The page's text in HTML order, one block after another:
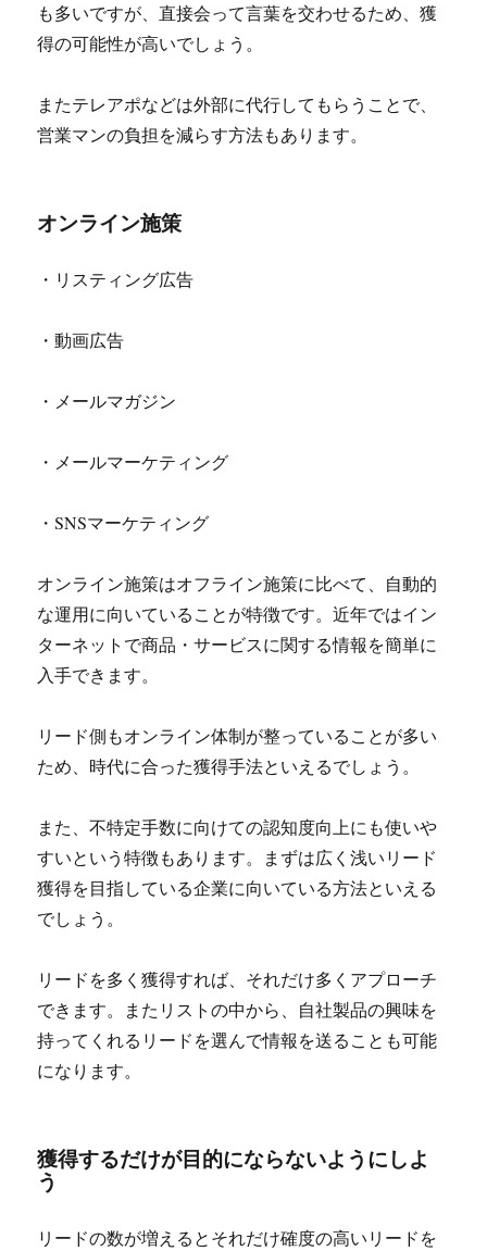
も多いですが、直接会って言葉を交わせるため、獲
得の可能性が高いでしょう。
またテレアポなどは外部に代行してもらうことで、
営業マンの負担を減らす方法もあります。
オンライン施策
・リスティング広告
・動画広告
・メールマガジン
・メールマーケティング
・SNSマーケティング
オンライン施策はオフライン施策に比べて、自動的
な運用に向いていることが特徴です。近年ではイン
ターネットで商品・サービスに関する情報を簡単に
入手できます。
リード側もオンライン体制が整っていることが多い
ため、時代に合った獲得手法といえるでしょう。
また、不特定手数に向けての認知度向上にも使いや
すいという特徴もあります。まずは広く浅いリード
獲得を目指している企業に向いている方法といえる
でしょう。
リードを多く獲得すれば、それだけ多くアプローチ
できます。またリストの中から、自社製品の興味を
持ってくれるリードを選んで情報を送ることも可能
になります。
獲得するだけが目的にならないようにしよ
う
リードの数が増えるとそれだけ確度の高いリードを